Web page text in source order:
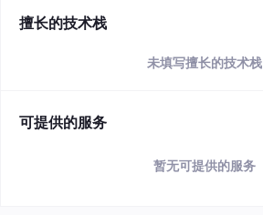
擅长的技术栈
未填写擅长的技术栈
可提供的服务
暂无可提供的服务